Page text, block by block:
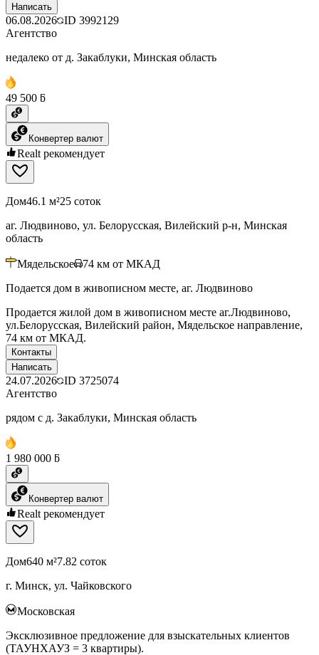
Написать
06.08.2026 ID 3992129
Агентство
недалеко от д. Закаблуки, Минская область
49 500 ƃ
Конвертер валют
Realt рекомендует
Дом46.1 м²25 соток
аг. Людвиново, ул. Белорусская, Вилейский р-н, Минская
область
Мядельское 74 км от МКАД
Подается дом в живописном месте, аг. Людвиново
Продается жилой дом в живописном месте аг.Людвиново,
ул.Белорусская, Вилейский район, Мядельское направление,
74 км от МКАД.
Контакты
Написать
24.07.2026 ID 3725074
Агентство
рядом с д. Закаблуки, Минская область
1 980 000 ƃ
Конвертер валют
Realt рекомендует
Дом640 м²7.82 соток
г. Минск, ул. Чайковского
Московская
Эксклюзивное предложение для взыскательных клиентов
(ТАУНХАУЗ = 3 квартиры).